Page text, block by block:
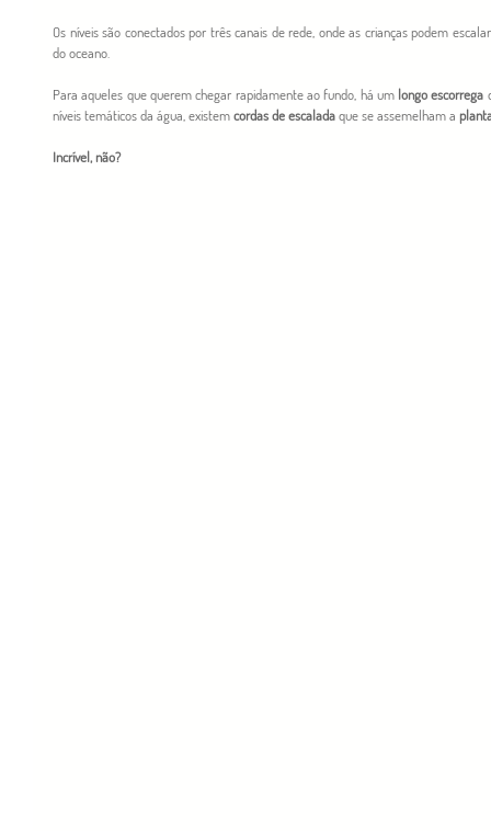
Os níveis são conectados por três canais de rede, onde as crianças podem
do oceano.
Para aqueles que querem chegar rapidamente ao fundo, há um longo escorrega
níveis temáticos da água, existem cordas de escalada que se assemelham a
Incrível, não?